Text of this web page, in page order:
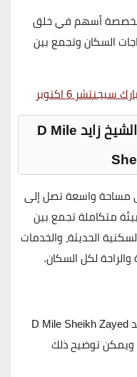
أسهم في خلق
السكان وتجمع بين
6 اكتوبر
مساحة كمبوند دي مايل الشيخ زايد D Mile
مساحة واسعة تصل إلى
متكاملة تجمع بين
الحديثة، والخدمات
لكل السكان.
D Mile Sheikh Zayed
ويمكن توضيح ذلك